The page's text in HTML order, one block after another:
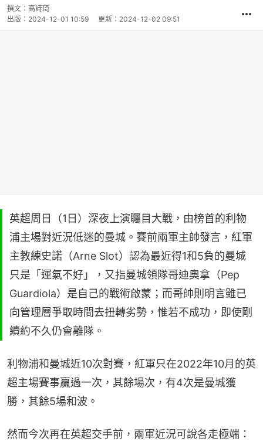
撰文： 高詩琦
出版： 2024-12-01 10:59 更新： 2024-12-02 09:51
英超周日（1日）深夜上演矚目大戰，由榜首的利物
浦主場對近況低迷的曼城。賽前兩軍主帥發言，紅軍
主教練史諾（Arne Slot）認為最近得1和5負的曼城
只是「運氣不好」，又指曼城領隊哥迪奧拿（Pep
Guardiola）是自己的戰術啟蒙；而哥帥則明言雖已
向管理層爭取時間去扭轉劣勢，惟若不成功，即使剛
續約不久仍會離隊。
利物浦和曼城近10次對賽，紅軍只在2022年10月的英
超主場賽事贏過一次，其餘場次，有4次是曼城獲
勝，其餘5場和波。
然而今次再在英超交手前，兩軍近況可說各走極端：